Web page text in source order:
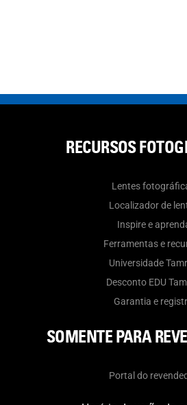
RECURSOS
Lentes
Localizador de
Inspire e
Ferramentas e
Universidade
Desconto EDU
Garantia e
SOMENTE PARA
Portal do